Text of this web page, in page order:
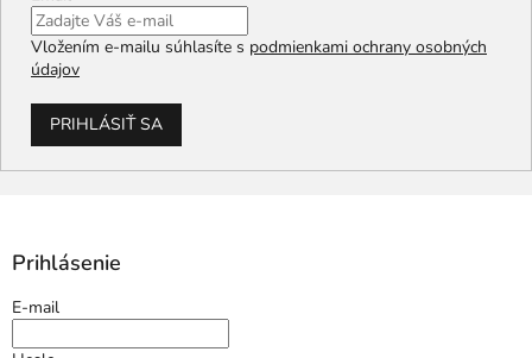
Vložením e-mailu súhlasíte s podmienkami ochrany osobných
údajov
PRIHLÁSIŤ SA
Prihlásenie
E-mail